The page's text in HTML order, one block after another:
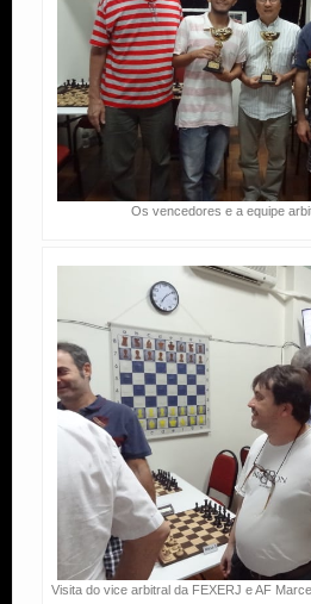
Os vencedores e a equipe
Visita do vice arbitral da FEXERJ e AF